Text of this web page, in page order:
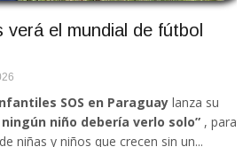
verá el mundial de fútbol
SOS en Paraguaylanza su
niño debería verlo solo”, para
niñas y niños que crecen sin un...